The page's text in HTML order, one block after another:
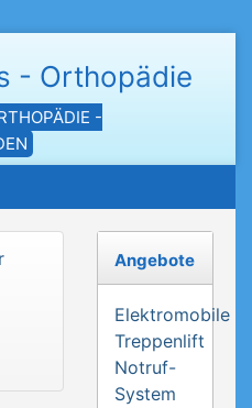
- Orthopädie
-
Angebote
Elektromobile
Treppenlift
Notruf-
System